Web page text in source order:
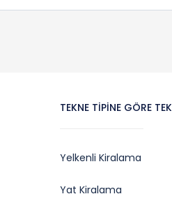
TEKNE TIPINE GÖRE
Yelkenli Kiralama
Yat Kiralama